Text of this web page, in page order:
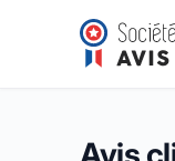
Vibratis
Note